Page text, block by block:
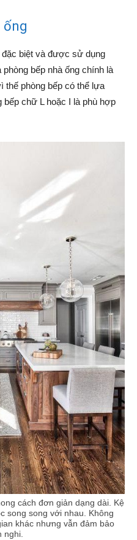
ống
đặc biệt và được sử dụng
bếp nhà ống chính là
thế phòng bếp có thể lựa
bếp chữ L hoặc I là phù hợp
cách đơn giản dạng dài. Kệ
song song với nhau. Không
khác nhưng vẫn đảm bảo
nghi.